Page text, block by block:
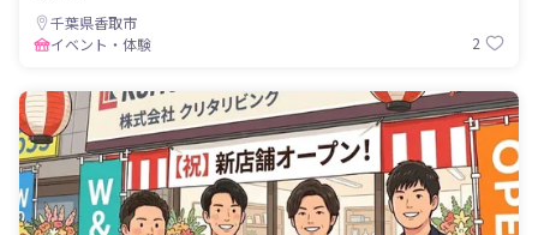
千葉県香取市
イベント・体験
2